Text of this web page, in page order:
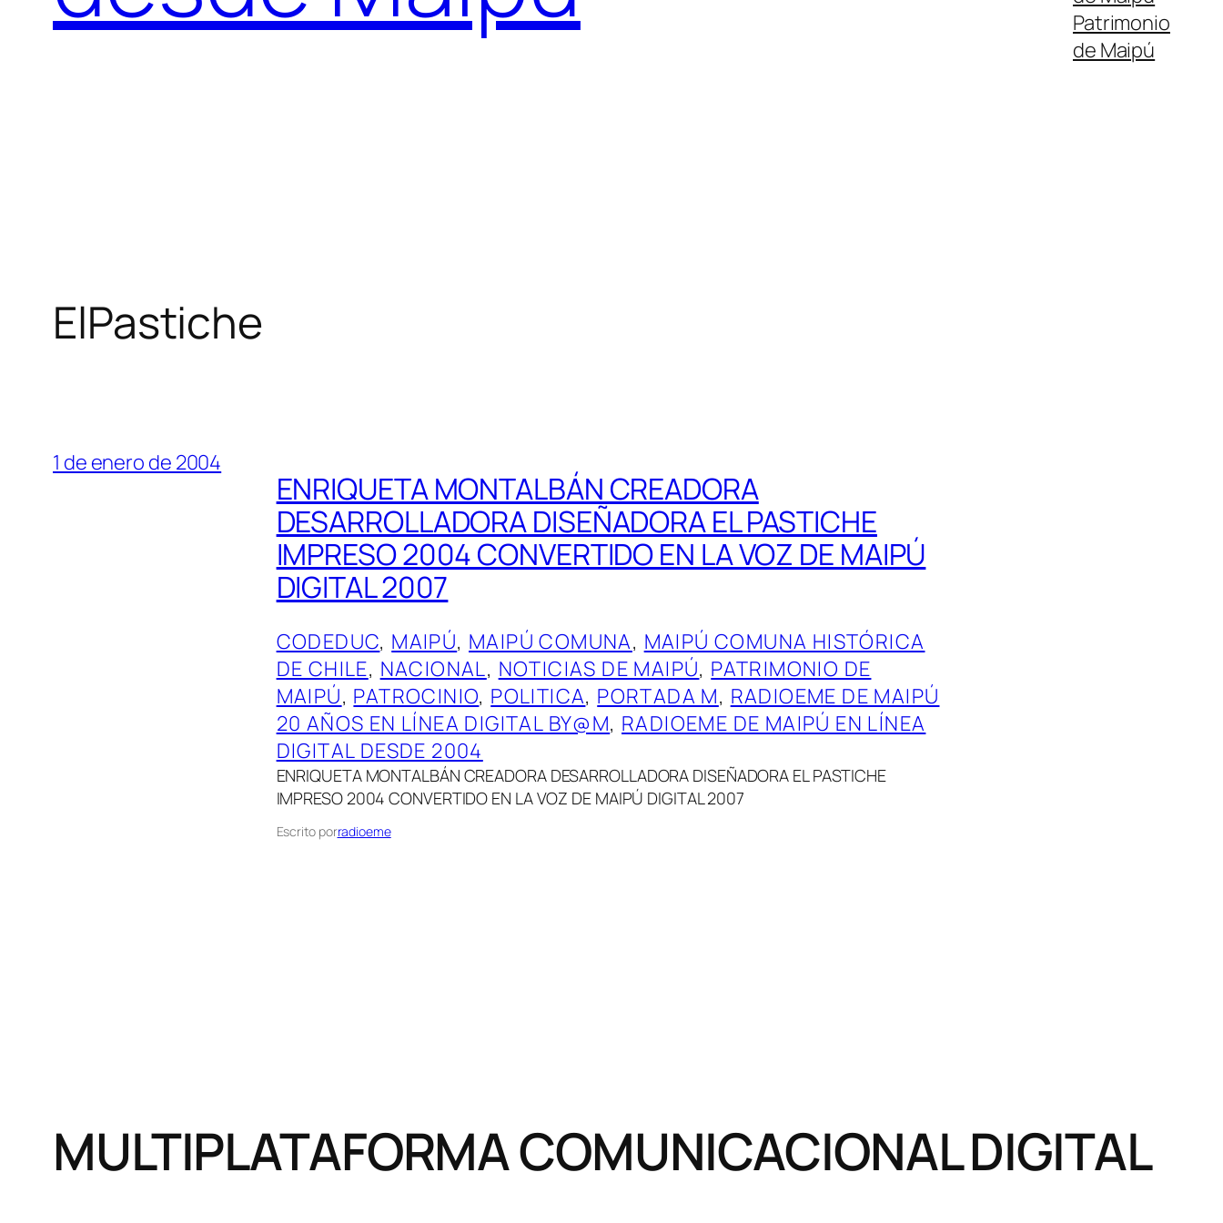
Patrimonio
de Maipú
ElPastiche
1 de enero de 2004
ENRIQUETA MONTALBÁN CREADORA
DESARROLLADORA DISEÑADORA EL PASTICHE
IMPRESO 2004 CONVERTIDO EN LA VOZ DE MAIPÚ
DIGITAL 2007
CODEDUC, MAIPÚ, MAIPÚ COMUNA, MAIPÚ COMUNA HISTÓRICA
DE CHILE, NACIONAL, NOTICIAS DE MAIPÚ, PATRIMONIO DE
MAIPÚ, PATROCINIO, POLITICA, PORTADA M, RADIOEME DE MAIPÚ
20 AÑOS EN LÍNEA DIGITAL BY@M, RADIOEME DE MAIPÚ EN LÍNEA
DIGITAL DESDE 2004
ENRIQUETA MONTALBÁN CREADORA DESARROLLADORA DISEÑADORA EL PASTICHE
IMPRESO 2004 CONVERTIDO EN LA VOZ DE MAIPÚ DIGITAL 2007
Escrito porradioeme
MULTIPLATAFORMA COMUNICACIONAL DIGITAL